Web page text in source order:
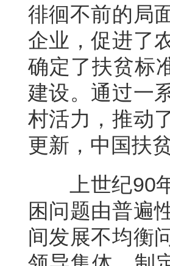
徘徊不前的局
企业，促进了
确定了扶贫标
建设。通过一
村活力，推动
更新，中国扶
上世纪
困问题由普遍
间发展不均衡